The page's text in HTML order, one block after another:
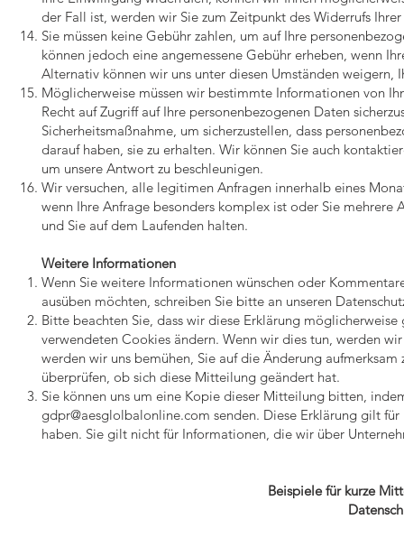
der Fall ist, werden wir Sie zum Zeitpunkt des Widerrufs
Sie müssen keine Gebühr zahlen, um auf Ihre
können jedoch eine angemessene Gebühr erheben, wenn
Alternativ können wir uns unter diesen Umständen weigern,
Möglicherweise müssen wir bestimmte Informationen von
Recht auf Zugriff auf Ihre personenbezogenen Daten
Sicherheitsmaßnahme, um sicherzustellen, dass
darauf haben, sie zu erhalten. Wir können Sie auch
um unsere Antwort zu beschleunigen.
Wir versuchen, alle legitimen Anfragen innerhalb eines
wenn Ihre Anfrage besonders komplex ist oder Sie
und Sie auf dem Laufenden halten.
Weitere Informationen
Wenn Sie weitere Informationen wünschen oder
ausüben möchten, schreiben Sie bitte an unseren
Bitte beachten Sie, dass wir diese Erklärung
verwendeten Cookies ändern. Wenn wir dies tun, werden
werden wir uns bemühen, Sie auf die Änderung
überprüfen, ob sich diese Mitteilung geändert hat.
Sie können uns um eine Kopie dieser Mitteilung bitten,
gdpr@aesglolbalonline.com senden. Diese Erklärung gilt
haben. Sie gilt nicht für Informationen, die wir über
Beispiele für kurze